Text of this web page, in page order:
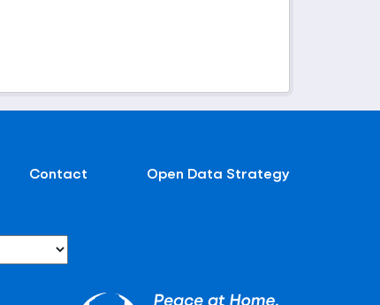
Contact Open Data Strategy